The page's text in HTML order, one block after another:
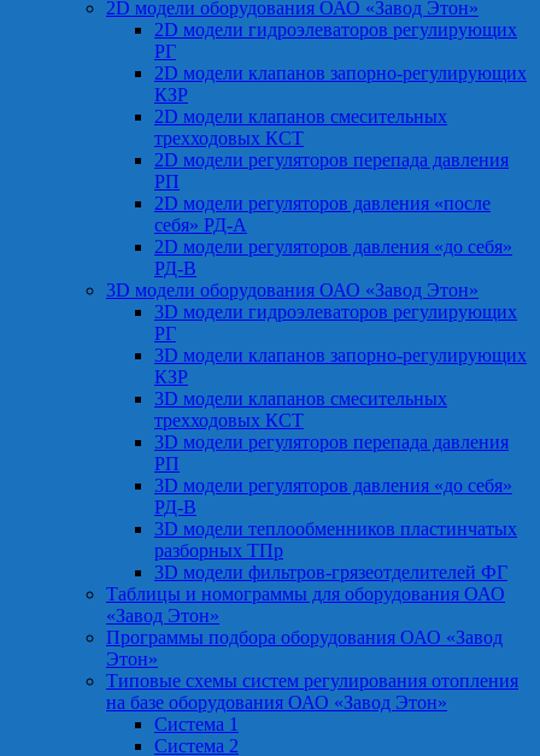
2D модели оборудования ОАО «Завод Этон»
2D модели гидроэлеваторов регулирующих
РГ
2D модели клапанов запорно-регулирующих
КЗР
2D модели клапанов смесительных
трехходовых КСТ
2D модели регуляторов перепада давления
РП
2D модели регуляторов давления «после
себя» РД-А
2D модели регуляторов давления «до себя»
РД-В
3D модели оборудования ОАО «Завод Этон»
3D модели гидроэлеваторов регулирующих
РГ
3D модели клапанов запорно-регулирующих
КЗР
3D модели клапанов смесительных
трехходовых КСТ
3D модели регуляторов перепада давления
РП
3D модели регуляторов давления «до себя»
РД-В
3D модели теплообменников пластинчатых
разборных ТПр
3D модели фильтров-грязеотделителей ФГ
Таблицы и номограммы для оборудования ОАО
«Завод Этон»
Программы подбора оборудования ОАО «Завод
Этон»
Типовые схемы систем регулирования отопления
на базе оборудования ОАО «Завод Этон»
Система 1
Система 2